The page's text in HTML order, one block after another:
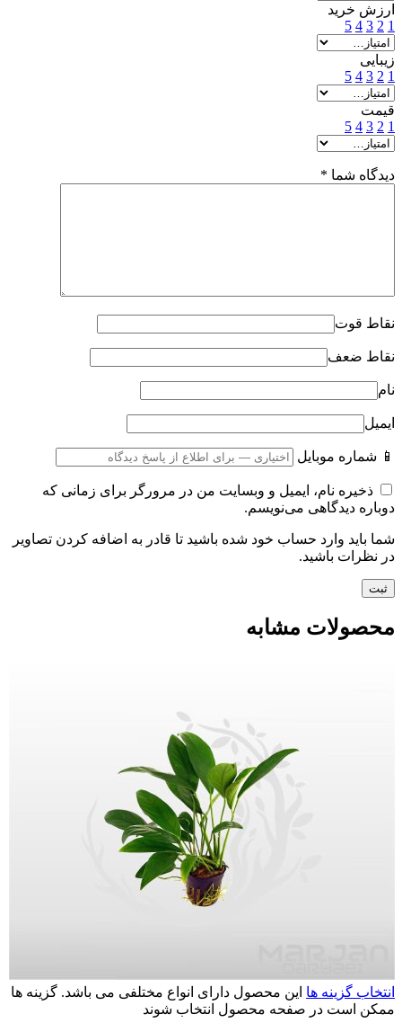
ارزش خرید
1
2
3
4
5
زیبایی
1
2
3
4
5
قیمت
1
2
3
4
5
دیدگاه شما *
نقاط قوت
نقاط ضعف
نام
ایمیل
📱 شماره موبایل
ذخیره نام، ایمیل و وبسایت من در مرورگر برای زمانی که
دوباره دیدگاهی می‌نویسم.
شما باید وارد حساب خود شده باشید تا قادر به اضافه کردن تصاویر
در نظرات باشید.
محصولات مشابه
انتخاب گزینه ها این محصول دارای انواع مختلفی می باشد. گزینه ها
ممکن است در صفحه محصول انتخاب شوند